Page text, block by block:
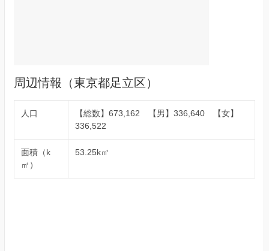
周辺情報（東京都足立区）
人口
【総数】673,162 【男】336,640 【女】
336,522
面積（k
㎡）
53.25k㎡